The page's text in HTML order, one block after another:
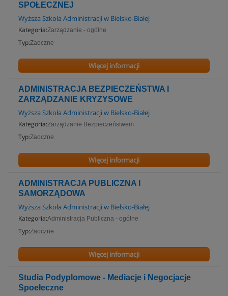
SPOŁECZNEJ
Wyższa Szkoła Administracji w Bielsko-Białej
Kategoria:Zarządzanie - ogólne
Typ:Zaoczne
Więcej informacji
ADMINISTRACJA BEZPIECZEŃSTWA I
ZARZĄDZANIE KRYZYSOWE
Wyższa Szkoła Administracji w Bielsko-Białej
Kategoria:Zarządzanie Bezpieczeństwem
Typ:Zaoczne
Więcej informacji
ADMINISTRACJA PUBLICZNA I
SAMORZĄDOWA
Wyższa Szkoła Administracji w Bielsko-Białej
Kategoria:Administracja Publiczna - ogólne
Typ:Zaoczne
Więcej informacji
Studia Podyplomowe - Mediacje i Negocjacje
Spoełeczne